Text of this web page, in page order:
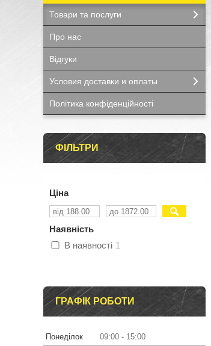
Товари та послуги
Про нас
Відгуки
Условия доставки и оплаты
Політика конфіденційності
ФІЛЬТРИ
Ціна
Наявність
В наявності 1
ГРАФІК РОБОТИ
Понеділок 09:00
15:00